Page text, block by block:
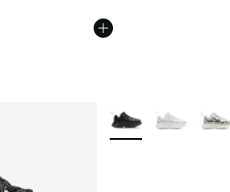
Plus de couleurs